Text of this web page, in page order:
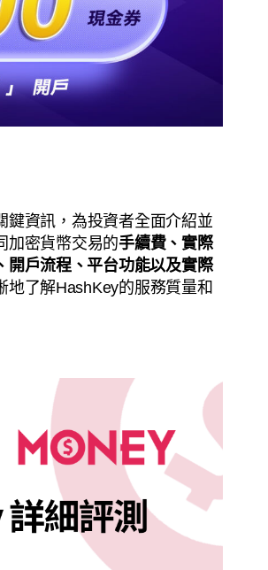
鍵資訊，為投資者全面介紹並
加密貨幣交易的手續費、實際
開戶流程、平台功能以及實際
了解HashKey的服務質量和